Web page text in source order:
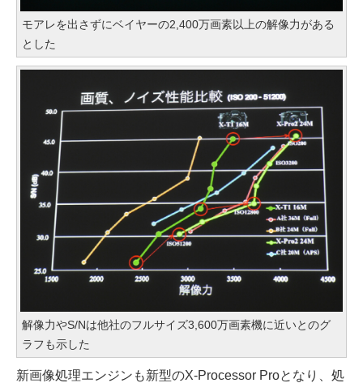
モアレを出さずにベイヤーの2,400万画素以上の解像力がある
とした
解像力やS/Nは他社のフルサイズ3,600万画素機に近いとのグ
ラフも示した
新画像処理エンジンも新型のX-Processor Proとなり、処